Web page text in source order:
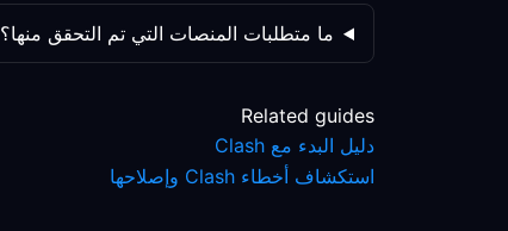
ما متطلبات المنصات التي تم التحقق منها؟
Related guides
دليل البدء مع Clash
استكشاف أخطاء Clash وإصلاحها